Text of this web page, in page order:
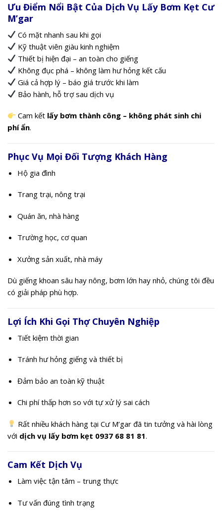
Ưu Điểm Nổi Bật Của Dịch Vụ Lấy Bơm Kẹt Cư
M’gar
Có mặt nhanh sau khi gọi
Kỹ thuật viên giàu kinh nghiệm
Thiết bị hiện đại – an toàn cho giếng
Không đục phá – không làm hư hỏng kết cấu
Giá cả hợp lý – báo giá trước khi làm
Bảo hành, hỗ trợ sau dịch vụ
Cam kết lấy bơm thành công – không phát sinh chi
phí ẩn.
Phục Vụ Mọi Đối Tượng Khách Hàng
Hộ gia đình
Trang trại, nông trại
Quán ăn, nhà hàng
Trường học, cơ quan
Xưởng sản xuất, nhà máy
Dù giếng khoan sâu hay nông, bơm lớn hay nhỏ, chúng tôi đều
có giải pháp phù hợp.
Lợi Ích Khi Gọi Thợ Chuyên Nghiệp
Tiết kiệm thời gian
Tránh hư hỏng giếng và thiết bị
Đảm bảo an toàn kỹ thuật
Chi phí thấp hơn so với tự xử lý sai cách
Rất nhiều khách hàng tại Cư M’gar đã tin tưởng và hài lòng
với dịch vụ lấy bơm kẹt 0937 68 81 81.
Cam Kết Dịch Vụ
Làm việc tận tâm – trung thực
Tư vấn đúng tình trạng